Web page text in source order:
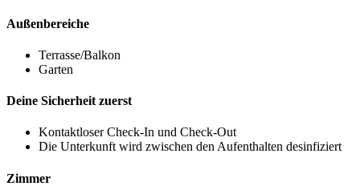
Außenbereiche
Terrasse/Balkon
Garten
Deine Sicherheit zuerst
Kontaktloser Check-In und Check-Out
Die Unterkunft wird zwischen den Aufenthalten desinfiziert
Zimmer